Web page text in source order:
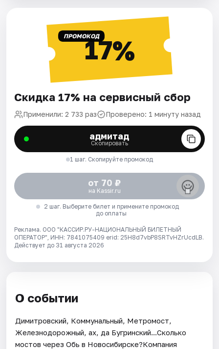
ПРОМОКОД17%
Скидка 17% на сервисный сбор
Применили: 2 733 раз Проверено: 1 минуту назад
адмитад
Скопировать
1 шаг. Скопируйте промокод
от 70 ₽
на Kassir.ru
2 шаг. Выберите билет и примените промокод
до оплаты
Реклама. ООО "КАССИР.РУ-НАЦИОНАЛЬНЫЙ БИЛЕТНЫЙ
ОПЕРАТОР", ИНН: 7841075409 erid: 25H8d7vbP8SRTvHZrUcdLB.
Действует до 31 августа 2026
О событии
Димитровский, Коммунальный, Метромост,
Железнодорожный, ах, да Бугринский...Сколько
мостов через Обь в Новосибирске?Компания